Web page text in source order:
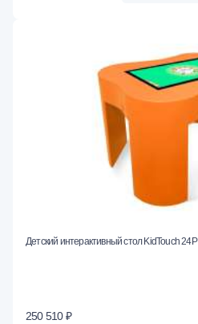
Детский интерактивный стол KidTouch 24Р
250 510 ₽